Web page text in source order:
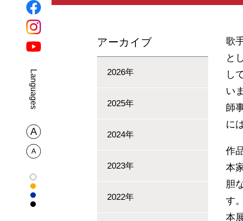
▼
歌
と
し
い
師
に
作
本
胆
す。
本
アーカイブ
2026年
2025年
2024年
2023年
2022年